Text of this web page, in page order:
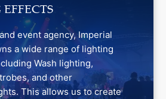
event agency, Imperial
a wide range of lighting
Wash lighting,
and other
This allows us to create